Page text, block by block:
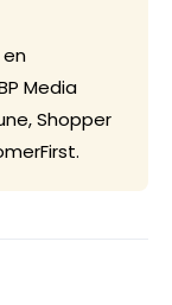
Media
Shopper